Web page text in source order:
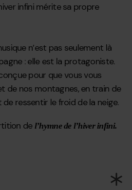
infini mérite sa propre
n’est pas seulement là
: elle est la protagoniste.
pour que vous vous
de nos montagnes, en train de
de ressentir le froid de la neige.
del’hymne de l’hiver infini.